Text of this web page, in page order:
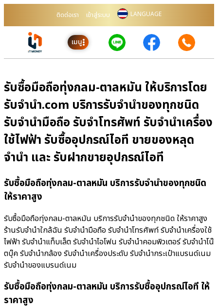
ติดต่อเรา เข้าสู่ระบบ LANGUAGE
เมนู
รับซื้อมือถือทุ่งกลม-ตาลหมัน ให้บริการโดย
รับจํานํา.com บริการรับจำนำของทุกชนิด
รับจำนำมือถือ รับจำโทรศัพท์ รับจำนำเครื่อง
ใช้ไฟฟ้า รับซื้ออุปกรณ์ไอที ขายของหลุด
จำนำ และ รับฝากขายอุปกรณ์ไอที
รับซื้อมือถือทุ่งกลม-ตาลหมัน บริการรับจำนำของทุกชนิด
ให้ราคาสูง
รับซื้อมือถือทุ่งกลม-ตาลหมัน บริการรับจำนำของทุกชนิด ให้ราคาสูง
ร้านรับจํานําใกล้ฉัน รับจำนำมือถือ รับจำนำโทรศัพท์ รับจำนำเครื่องใช้
ไฟฟ้า รับจำนำแท็บเล็ต รับจำนำไอโฟน รับจำนำคอมพิวเตอร์ รับจำนำโน๊
ตบุ๊ค รับจำนำกล้อง รับจำนำเครื่องประดับ รับจำนำกระเป๋าแบรนด์เนม
รับจำนำของแบรนด์เนม
รับซื้อมือถือทุ่งกลม-ตาลหมัน บริการรับซื้ออุปกรณ์ไอที ให้
ราคาสูง